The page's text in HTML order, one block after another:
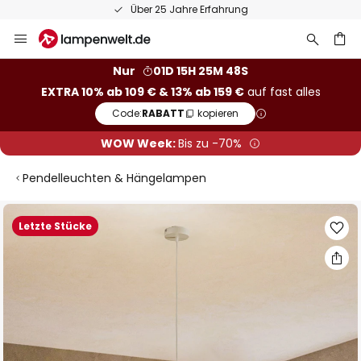
Über 25 Jahre Erfahrung
Inhalt
Nur
01D 15H 25M 48S
EXTRA 10% ab 109 € & 13% ab 159 €auf fast alles
Code:RABATT kopieren
WOW Week:Bis zu -70%
Pendelleuchten & Hängelampen
Letzte Stücke
Zum
Ende